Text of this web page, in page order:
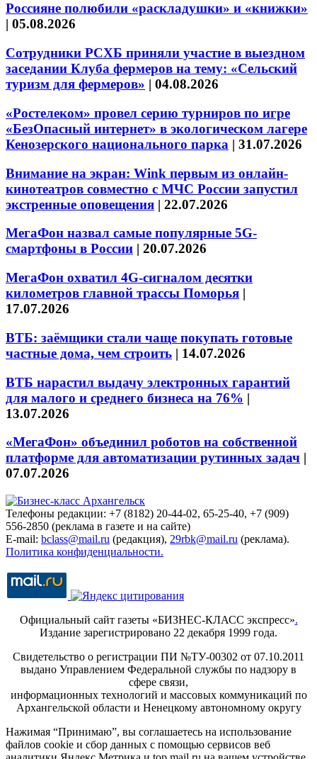
Россияне полюбили «раскладушки» и «книжки»
| 05.08.2026
Сотрудники РСХБ приняли участие в выездном
заседании Клуба фермеров на тему: «Сельский
туризм для фермеров» | 04.08.2026
«Ростелеком» провел серию турниров по игре
«БезОпасный интернет» в экологическом лагере
Кенозерского национального парка | 31.07.2026
Внимание на экран: Wink первым из онлайн-
кинотеатров совместно с МЧС России запустил
экстренные оповещения | 22.07.2026
МегаФон назвал самые популярные 5G-
смартфоны в России | 20.07.2026
МегаФон охватил 4G-сигналом десятки
километров главной трассы Поморья |
17.07.2026
ВТБ: заёмщики стали чаще покупать готовые
частные дома, чем строить | 14.07.2026
ВТБ нарастил выдачу электронных гарантий
для малого и среднего бизнеса на 76% |
13.07.2026
«МегаФон» объединил роботов на собственной
платформе для автоматизации рутинных задач |
07.07.2026
Телефоны редакции: +7 (8182) 20-44-02, 65-25-40, +7 (909)
556-2850 (реклама в газете и на сайте)
E-mail: bclass@mail.ru (редакция), 29rbk@mail.ru (реклама).
Политика конфиденциальности.
Официальный сайт газеты «БИЗНЕС-КЛАСС экспресс».
Издание зарегистрировано 22 декабря 1999 года.
Свидетельство о регистрации ПИ №ТУ-00302 от 07.10.2011
выдано Управлением Федеральной службы по надзору в
сфере связи,
информационных технологий и массовых коммуникаций по
Архангельской области и Ненецкому автономному округу
Нажимая “Принимаю”, вы соглашаетесь на использование
файлов cookie и сбор данных с помощью сервисов веб